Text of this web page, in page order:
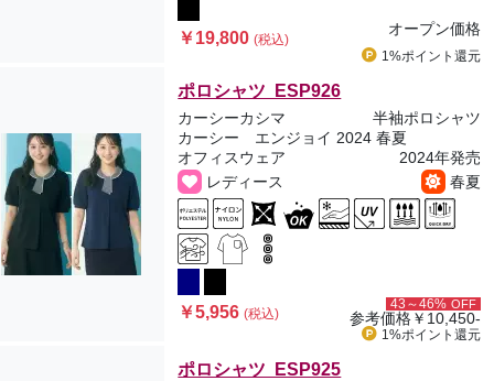
￥19,800(税込)
オープン価格
1%ポイント 還元
ポロシャツ ESP926
カーシーカシマ
半袖ポロシャツ
カーシー エンジョイ 2024 春夏
オフィスウェア
2024年発売
レディース
春夏
￥5,956(税込)
43～46% OFF
参考価格￥10,450-
1%ポイント 還元
ポロシャツ ESP925